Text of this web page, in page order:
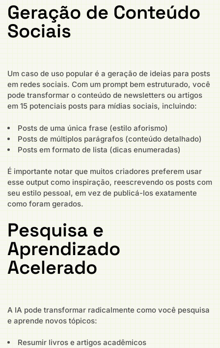
Geração de Conteúdo
Sociais
Um caso de uso popular é a geração de ideias para posts
em redes sociais. Com um prompt bem estruturado, você
pode transformar o conteúdo de newsletters ou artigos
em 15 potenciais posts para mídias sociais, incluindo:
Posts de uma única frase (estilo aforismo)
Posts de múltiplos parágrafos (conteúdo detalhado)
Posts em formato de lista (dicas enumeradas)
É importante notar que muitos criadores preferem usar
esse output como inspiração, reescrevendo os posts com
seu estilo pessoal, em vez de publicá-los exatamente
como foram gerados.
Pesquisa e
Aprendizado
Acelerado
A IA pode transformar radicalmente como você pesquisa
e aprende novos tópicos:
Resumir livros e artigos acadêmicos